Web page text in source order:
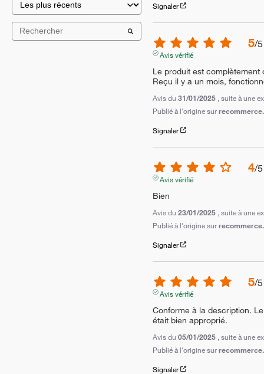
Signaler
5/5
Avis vérifié
Le produit est
Reçu il y a un mois,
Avis du 31/01/2025 , suite à une
Publié à l'origine sur
Signaler
4/5
Avis vérifié
Bien
Avis du 23/01/2025 , suite à une
Publié à l'origine sur
Signaler
5/5
Avis vérifié
Conforme à la description.
était bien approprié.
Avis du 05/01/2025 , suite à une
Publié à l'origine sur
Signaler